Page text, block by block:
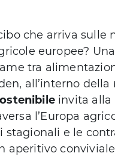
che arriva sulle
europee?
tra
all’interno
invita alla
l’Europa
stagionali e le
aperitivo